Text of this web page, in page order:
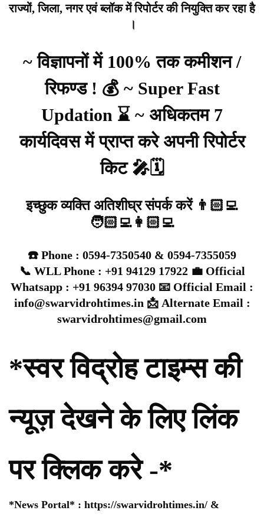
राज्यों, जिला, नगर एवं ब्लॉक में रिपोर्टर की नियुक्ति कर रहा है
।
~ विज्ञापनों में 100% तक कमीशन /
रिफण्ड ! 💰 ~ Super Fast
Updation ⌛ ~ अधिकतम 7
कार्यदिवस में प्राप्त करे अपनी रिपोर्टर
किट 🎤🗓️
इच्छुक व्यक्ति अतिशीघ्र संपर्क करें 👨🏻‍💻
🧑🏻‍💻👩🏻‍💻
☎️ Phone : 0594-7350540 & 0594-7355059
📞 WLL Phone : +91 94129 17922 💼 Official
Whatsapp : +91 96394 97030 📧 Official Email :
info@swarvidrohtimes.in 📩 Alternate Email :
swarvidrohtimes@gmail.com
*स्वर विद्रोह टाइम्स की
न्यूज़ देखने के लिए लिंक
पर क्लिक करे -*
*News Portal* : https://swarvidrohtimes.in/ &